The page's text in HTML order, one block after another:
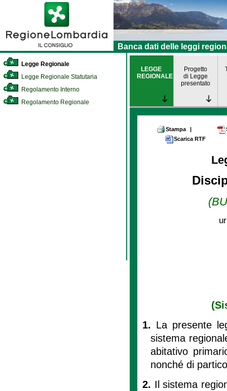
Banca dati delle leggi
Legge Regionale
Legge Regionale Statutaria
Regolamento Interno
Regolamento Regionale
LEGGE
REGIONALE
Progetto
di Legge
presentato
Stampa |
Scarica RTF
1. La presente
sistema
abitativo
nonché di
2. Il sistema